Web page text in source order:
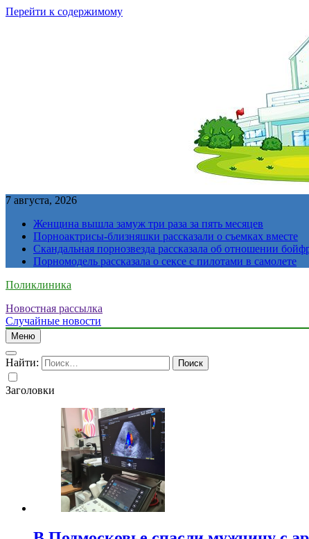
Перейти к содержимому
7 августа, 2026
Женщина вышла замуж три раза за пять месяцев
Порноактрисы-близняшки рассказали о съемках вместе
Скандальная порнозвезда рассказала об отношении
Порномодель рассказала о сексе с пилотами в самолете
Поликлиника
Новостная рассылка
Случайные новости
Меню
Найти:
Заголовки